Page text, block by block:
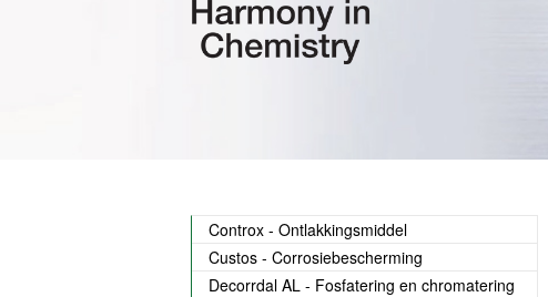
Controx - Ontlakkingsmiddel
Custos - Corrosiebescherming
Decorrdal AL - Fosfatering en chromatering